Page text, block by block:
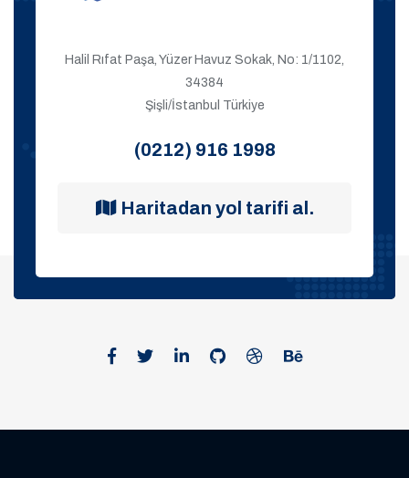
Halil Rıfat Paşa, Yüzer Havuz Sokak, No: 1/1102,
34384
Şişli/İstanbul Türkiye
(0212) 916 1998
Haritadan yol tarifi al.